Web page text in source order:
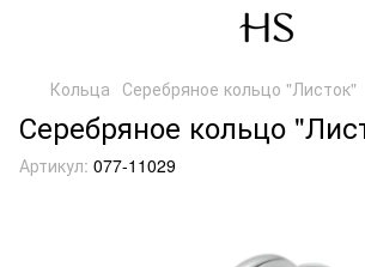
Кольца Серебряное кольцо "Листок"
Серебряное кольцо
Артикул: 077-11029